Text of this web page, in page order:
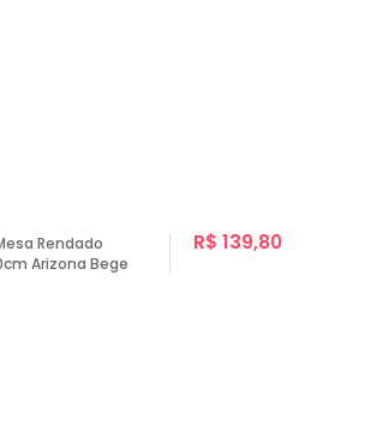
Rendado
Arizona Bege
R$ 139,80